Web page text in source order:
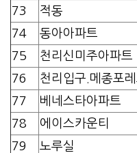
73
적동
74
동아아파트
75
천리신미주아파트
76
천리입구.메종포
77
베네스타아파트
78
에이스카운티
79
노루실